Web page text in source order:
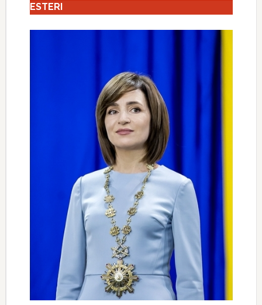
ESTERI